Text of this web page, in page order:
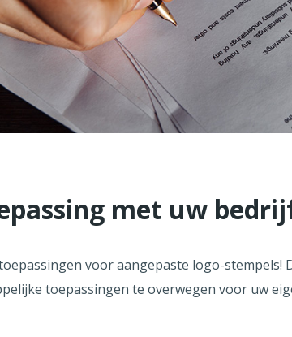
met uw
voor aangepaste logo-stempels!
toepassingen te overwegen voor uw